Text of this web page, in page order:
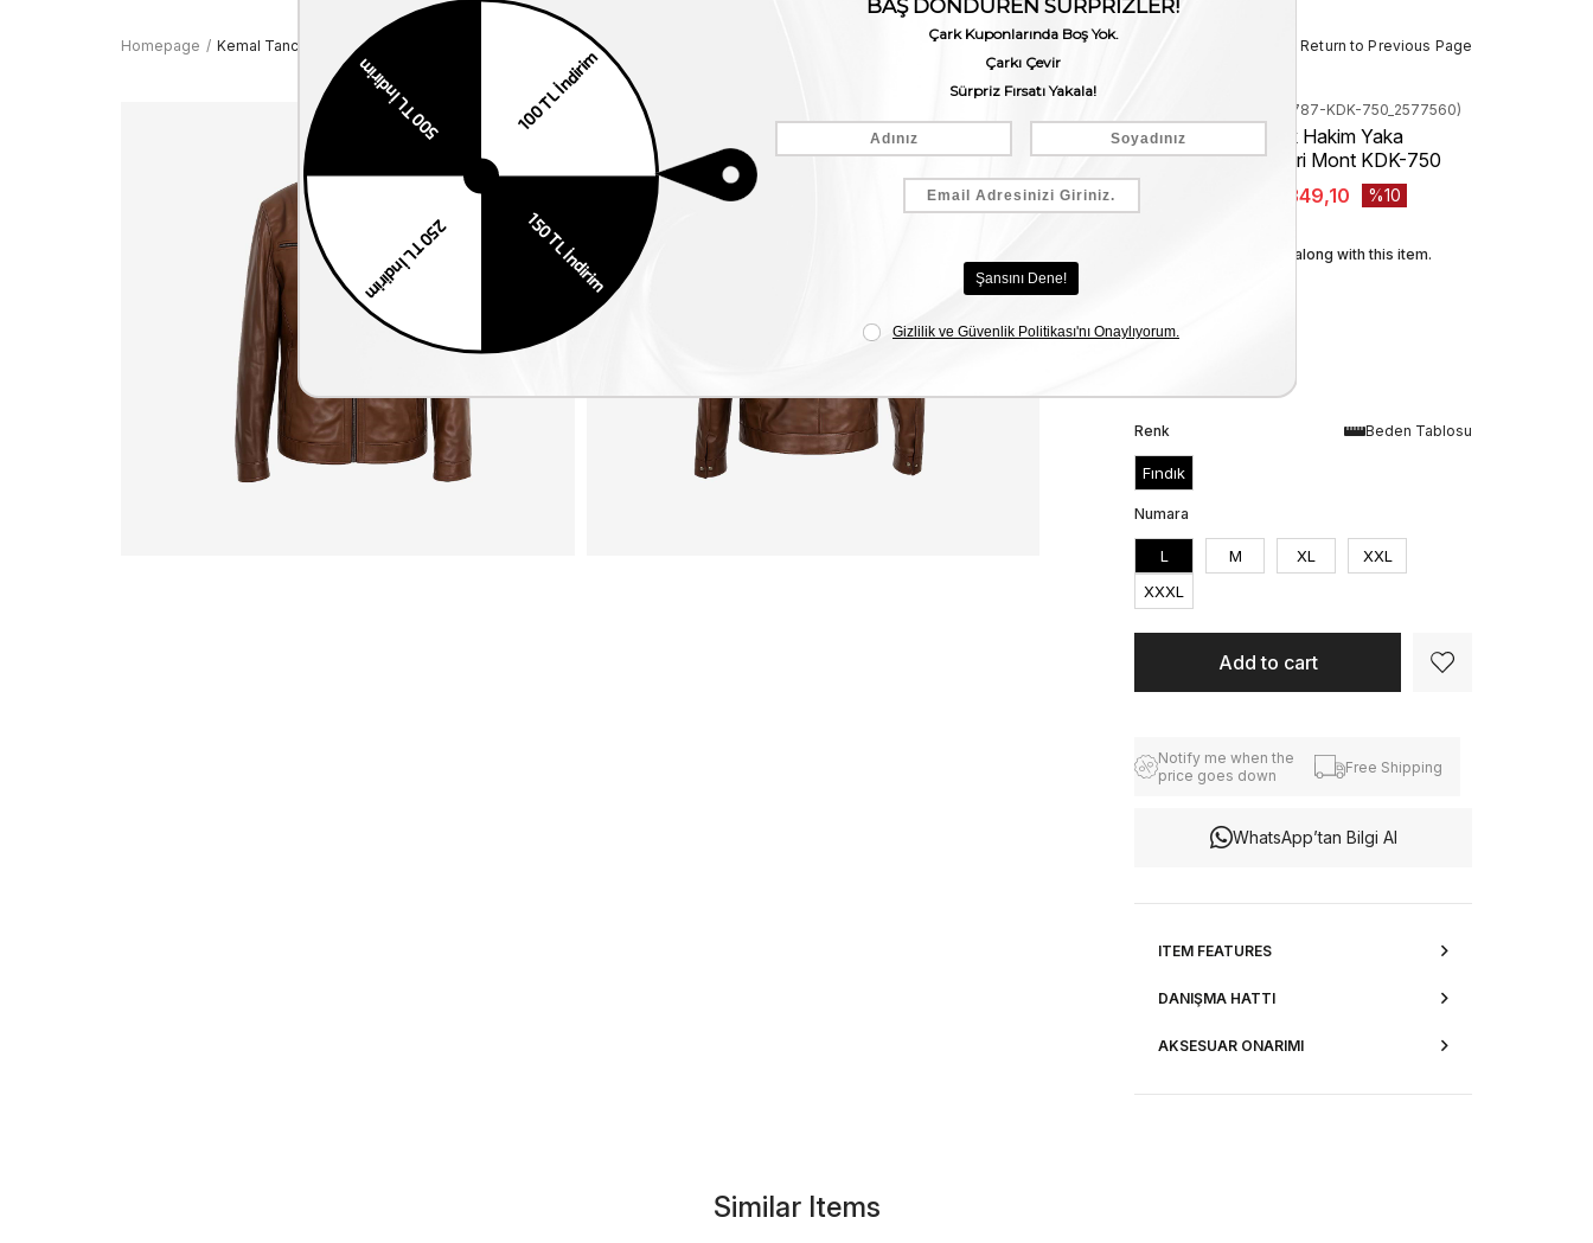
Homepage Kemal Tanca Erkek Hakim Yaka Fermuarlı Hakiki Deri Mont KDK-750 < < Return to Previous Page
(260KTE787-KDK-750_2577560)
Kemal Tanca Erkek Hakim Yaka
Fermuarlı Hakiki Deri Mont KDK-750
₺10.349,10 10
We recommend these along with this item.
Beden Tablosu
Renk
Fındık
Numara
L M XL
XXL
XXXL
Notify me when the
price goes down
Free Shipping
WhatsApp’tan Bilgi Al
ITEM FEATURES
DANIŞMA HATTI
AKSESUAR ONARIMI
Similar Items